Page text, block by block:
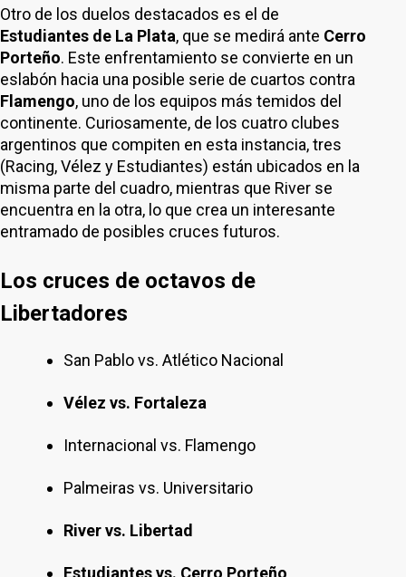
Otro de los duelos destacados es el de
Estudiantes de La Plata, que se medirá ante Cerro
Porteño. Este enfrentamiento se convierte en un
eslabón hacia una posible serie de cuartos contra
Flamengo, uno de los equipos más temidos del
continente. Curiosamente, de los cuatro clubes
argentinos que compiten en esta instancia, tres
(Racing, Vélez y Estudiantes) están ubicados en la
misma parte del cuadro, mientras que River se
encuentra en la otra, lo que crea un interesante
entramado de posibles cruces futuros.
Los cruces de octavos de
Libertadores
San Pablo vs. Atlético Nacional
Vélez vs. Fortaleza
Internacional vs. Flamengo
Palmeiras vs. Universitario
River vs. Libertad
Estudiantes vs. Cerro Porteño